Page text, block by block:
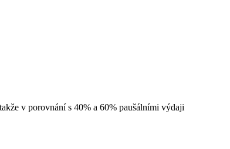
v porovnání s 40% a 60% paušálními výdaji